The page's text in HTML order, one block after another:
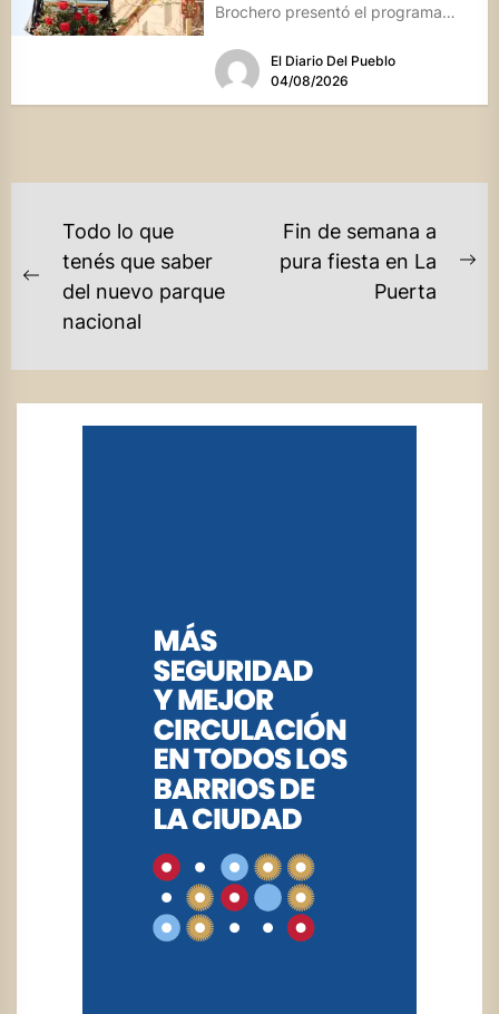
Brochero presentó el programa
El Diario Del Pueblo
04/08/2026
NAVEGACIÓN
DE
ENTRADAS
Previous
post:
Todo lo que
tenés que saber
del nuevo parque
nacional
Fin de semana a
pura fiesta en La
Puerta